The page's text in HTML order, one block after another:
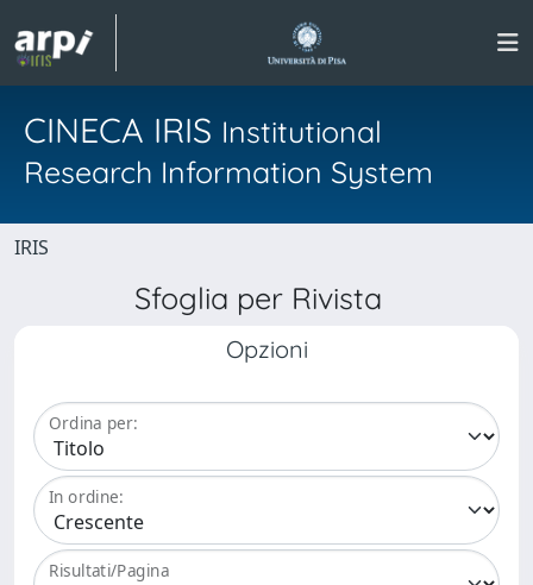
CINECA IRIS Institutional
Research Information System
IRIS
Sfoglia per Rivista
Opzioni
Ordina per:
In ordine:
Risultati/Pagina